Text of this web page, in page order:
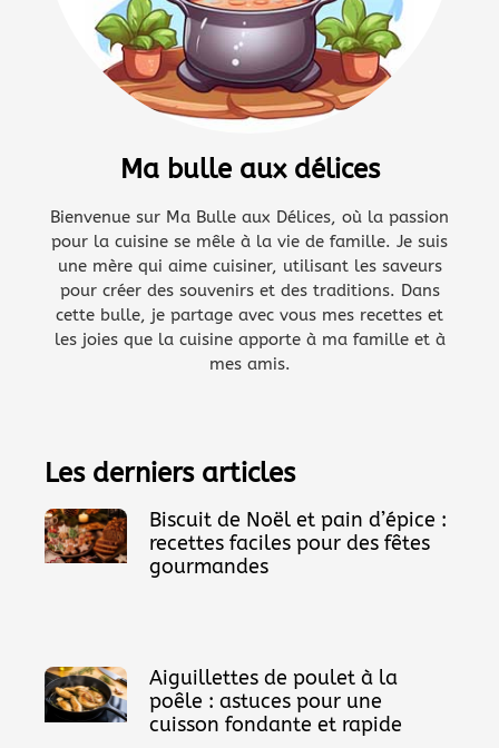
Ma bulle aux délices
Bienvenue sur Ma Bulle aux Délices, où la passion
pour la cuisine se mêle à la vie de famille. Je suis
une mère qui aime cuisiner, utilisant les saveurs
pour créer des souvenirs et des traditions. Dans
cette bulle, je partage avec vous mes recettes et
les joies que la cuisine apporte à ma famille et à
mes amis.
Les derniers articles
Biscuit de Noël et pain d’épice :
recettes faciles pour des fêtes
gourmandes
Aiguillettes de poulet à la
poêle : astuces pour une
cuisson fondante et rapide